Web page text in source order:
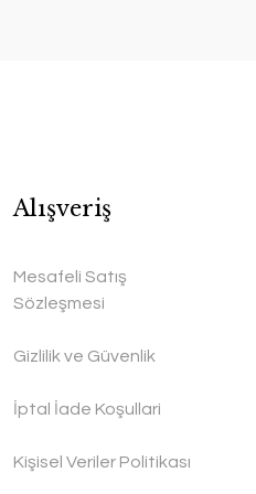
Alışveriş
Mesafeli Satış
Sözleşmesi
Gizlilik ve Güvenlik
İptal İade Koşullari
Kişisel Veriler Politikası